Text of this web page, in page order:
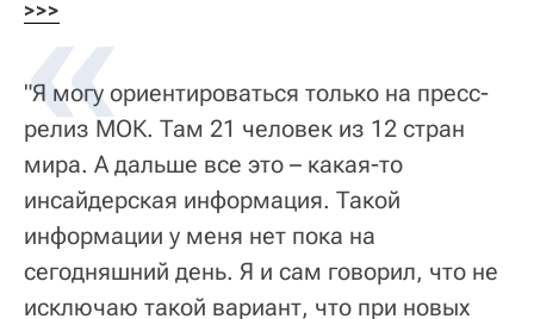
>>>
"Я могу ориентироваться только на пресс-
релиз МОК. Там 21 человек из 12 стран
мира. А дальше все это – какая-то
инсайдерская информация. Такой
информации у меня нет пока на
сегодняшний день. Я и сам говорил, что не
исключаю такой вариант, что при новых